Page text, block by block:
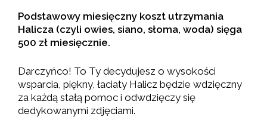
Podstawowy miesięczny koszt utrzymania
Halicza (czyli owies, siano, słoma, woda) sięga
500 zł miesięcznie.
Darczyńco! To Ty decydujesz o wysokości
wsparcia, piękny, łaciaty Halicz będzie wdzięczny
za każdą stałą pomoc i odwdzięczy się
dedykowanymi zdjęciami.